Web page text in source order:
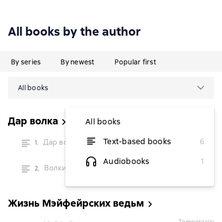
All books by the author
By series By newest Popular first
All books
All books
Text-based books
6
Audiobooks
1
Дар волка
1. Дар волка
unavailable
2. Волки на переломе зимы
Жизнь Мэйфейрских ведьм